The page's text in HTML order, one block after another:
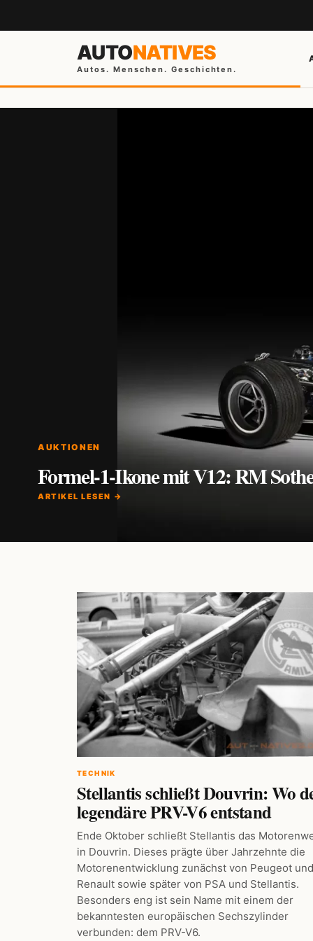
AUTONATIVES
Autos. Menschen. Geschichten.
AUKTIONEN
Formel-1-Ikone mit V12: RM
ARTIKEL LESEN →
TECHNIK
Stellantis schließt Douvrin: Wo
legendäre PRV-V6 entstand
Ende Oktober schließt Stellantis das
in Douvrin. Dieses prägte über Jahrzehnte die
Motorenentwicklung zunächst von Peugeot und
Renault sowie später von PSA und Stellantis.
Besonders eng ist sein Name mit einem der
bekanntesten europäischen Sechszylinder
verbunden: dem PRV-V6.